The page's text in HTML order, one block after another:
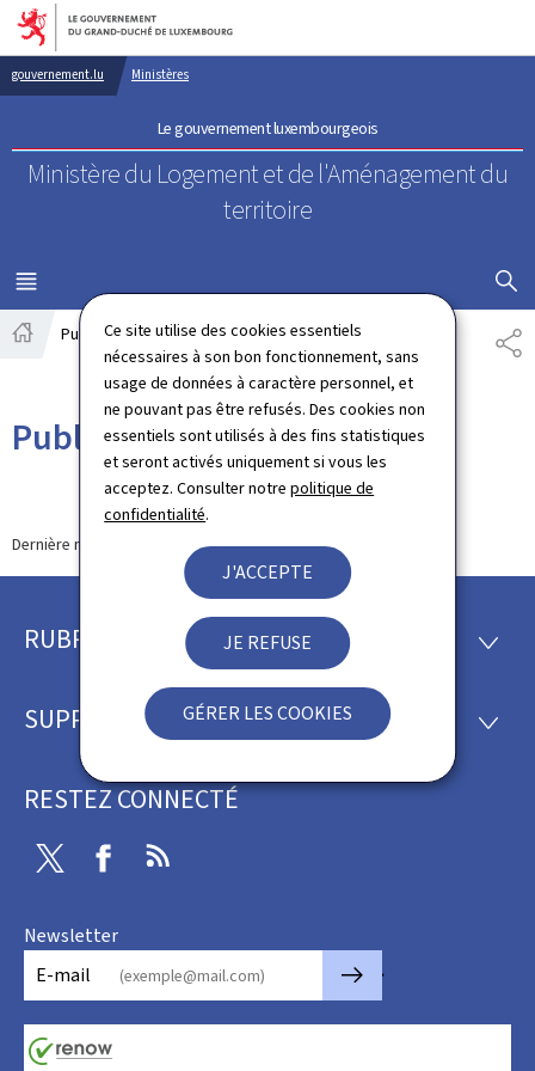
Ce site utilise des cookies essentiels
nécessaires à son bon fonctionnement, sans
usage de données à caractère personnel, et
ne pouvant pas être refusés. Des cookies non
essentiels sont utilisés à des fins statistiques
et seront activés uniquement si vous les
acceptez. Consulter notrepolitique de
confidentialité.
J'ACCEPTE
JE REFUSE
GÉRER LES COOKIES
Aller au menu principal
Aller au contenu
gouvernement.lu Ministères
Le gouvernement luxembourgeois
Ministère du Logementet de l'Aménagement du
territoire
MENU
PRINCIPAL
Publications
Publications
Dernière modification le 09.03.2026
Pied
page
RUBRIQUES
SUPPORT
RESTEZ CONNECTÉ
Twitter Facebook
Newsletter
E-mail
🡒